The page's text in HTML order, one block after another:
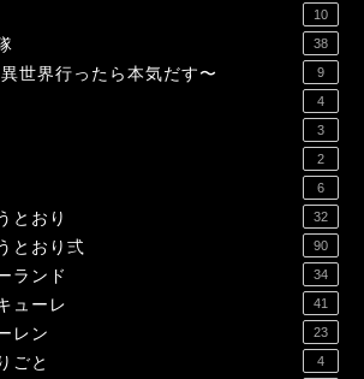
10
38
世界行ったら本気だす〜 9
4
3
2
6
とおり 32
とおり弍 90
ランド 34
ューレ 41
レン 23
ごと 4